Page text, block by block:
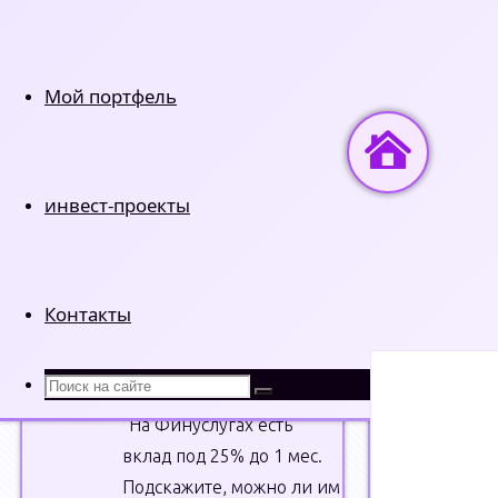
Мой портфель
инвест-проекты
Контакты
Поиск
Что
искать:
Поиск
Главная
открыть вклад в России?
“На Финуслугах есть
вклад под 25% до 1 мес.
Подскажите, можно ли им